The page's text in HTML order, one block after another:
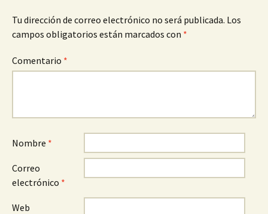
Tu dirección de correo electrónico no será publicada. Los
campos obligatorios están marcados con *
Comentario *
Nombre *
Correo
electrónico *
Web